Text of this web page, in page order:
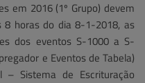
em 2016 (1º Grupo) devem
8 horas do dia 8-1-2018, as
dos eventos S-1000 a S-
e Eventos de Tabela)
– Sistema de Escrituração